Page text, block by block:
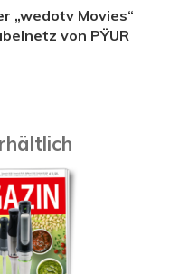
„wedotv Movies“
von PŸUR